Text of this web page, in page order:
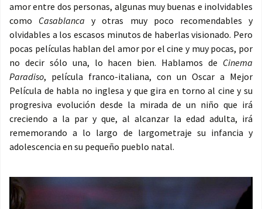
amor entre dos personas, algunas muy buenas e inolvidables
como Casablanca y otras muy poco recomendables y
olvidables a los escasos minutos de haberlas visionado. Pero
pocas películas hablan del amor por el cine y muy pocas, por
no decir sólo una, lo hacen bien. Hablamos de Cinema
Paradiso, película franco-italiana, con un Oscar a Mejor
Película de habla no inglesa y que gira en torno al cine y su
progresiva evolución desde la mirada de un niño que irá
creciendo a la par y que, al alcanzar la edad adulta, irá
rememorando a lo largo de largometraje su infancia y
adolescencia en su pequeño pueblo natal.